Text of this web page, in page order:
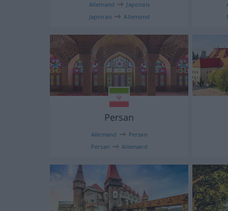
Allemand
Japonais
Japonais
Allemand
Persan
Allemand
Persan
Persan
Allemand